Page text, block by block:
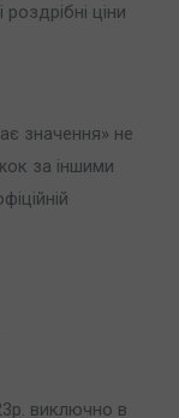
ціни
значення» не
за іншими
виключно в